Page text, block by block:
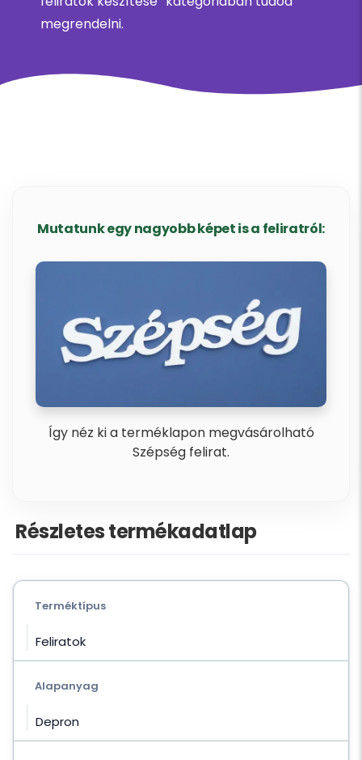
megrendelni.
Mutatunk egy nagyobb képet is a feliratról:
Így néz ki a terméklapon megvásárolható
Szépség felirat.
Részletes termékadatlap
Terméktípus
Feliratok
Alapanyag
Depron